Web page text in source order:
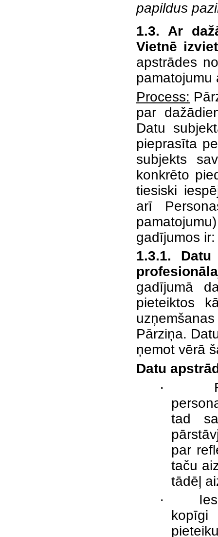
papildus
1.3. Ar
Vietnē
apstrādes
pamatojumu
Process:
par
Datu
pieprasīta
subjekts
konkrēto
tiesiski
arī
gadījumos ir:
1.3.1.
gadījumā
pieteiktos
Pārziņa.
ņemot vērā
Datu
·
tad
par
taču
tādēļ
·